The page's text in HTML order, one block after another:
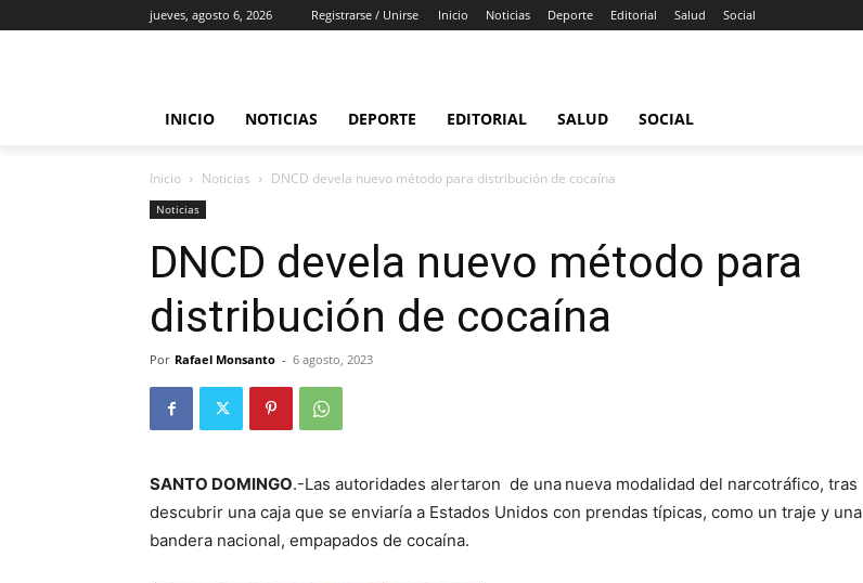
jueves, agosto 6, 2026 Registrarse / Unirse Inicio Noticias Deporte Editorial Salud Social
INICIO NOTICIAS DEPORTE EDITORIAL SALUD SOCIAL
Inicio Noticias DNCD devela nuevo método para distribución de cocaína
Noticias
DNCD devela nuevo método para
distribución de cocaína
Por Rafael Monsanto - 6 agosto, 2023
SANTO DOMINGO.-Las autoridades alertaron de una nueva modalidad del narcotráfico, tras
descubrir una caja que se enviaría a Estados Unidos con prendas típicas, como un traje y una
bandera nacional, empapados de cocaína.